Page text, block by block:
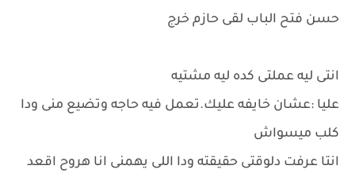
حسن فتح الباب لقى حازم خرج
انتى ليه عملتى كده ليه مشتيه
عليا :عشان خايفه عليك.تعمل فيه حاجه وتضيع منى ودا
كلب ميسواش
انتا عرفت دلوقتى حقيقته ودا اللى يهمنى انا هروح اقعد